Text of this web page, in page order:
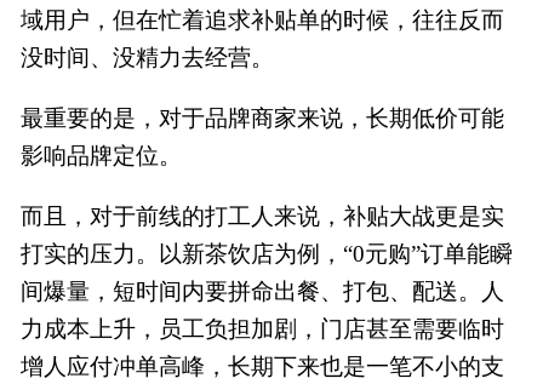
域用户，但在忙着追求补贴单的时候，往往反而
没时间、没精力去经营。
最重要的是，对于品牌商家来说，长期低价可能
影响品牌定位。
而且，对于前线的打工人来说，补贴大战更是实
打实的压力。以新茶饮店为例，“0元购”订单能瞬
间爆量，短时间内要拼命出餐、打包、配送。人
力成本上升，员工负担加剧，门店甚至需要临时
增人应付冲单高峰，长期下来也是一笔不小的支